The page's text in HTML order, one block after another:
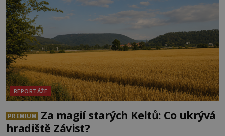
REPORTÁŽE
PREMIUM
Za magií starých Keltů: Co ukrývá
hradiště Závist?